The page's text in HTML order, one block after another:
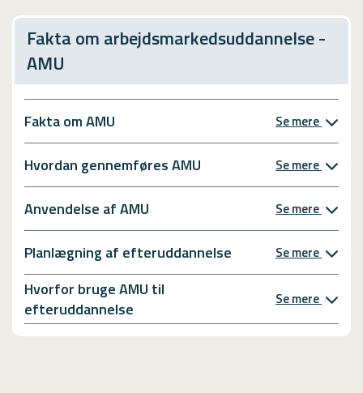
Fakta om arbejdsmarkedsuddannelse -
AMU
Fakta om AMU Se mere
Hvordan gennemføres AMU Se mere
Anvendelse af AMU Se mere
Planlægning af efteruddannelse Se mere
Hvorfor bruge AMU til
efteruddannelse
Se mere